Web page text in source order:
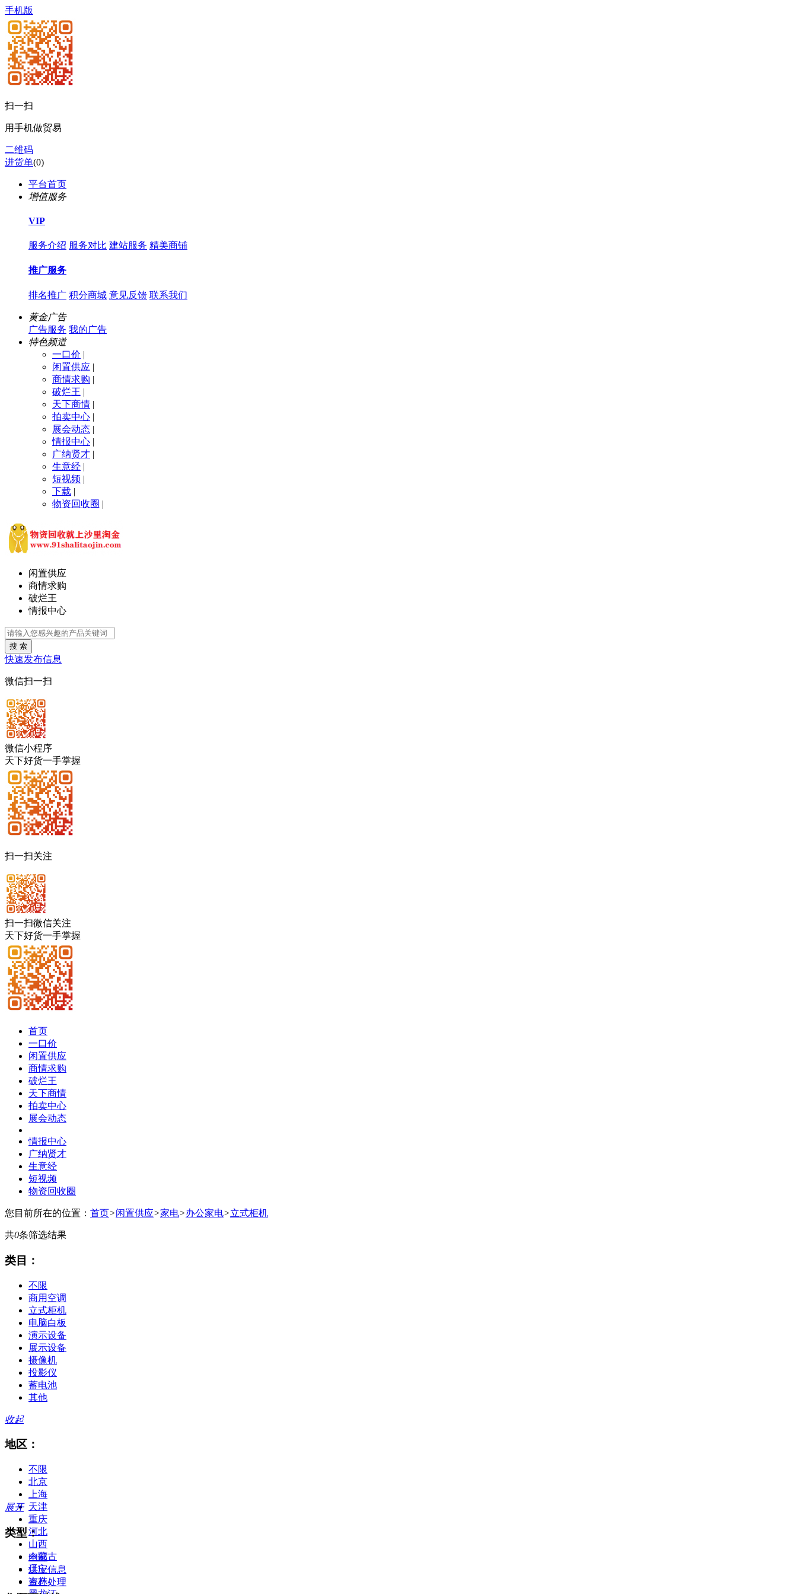
手机版
扫一扫
用手机做贸易
二维码
进货单(0)
平台首页
增值服务
VIP
服务介绍 服务对比 建站服务 精美商铺
推广服务
排名推广 积分商城 意见反馈 联系我们
黄金广告
广告服务 我的广告
特色频道
一口价 |
闲置供应 |
商情求购 |
破烂王 |
天下商情 |
拍卖中心 |
展会动态 |
情报中心 |
广纳贤才 |
生意经 |
短视频 |
下载 |
物资回收圈 |
闲置供应
商情求购
破烂王
情报中心
搜 索
快速发布信息
微信扫一扫
微信小程序
天下好货一手掌握
扫一扫关注
扫一扫微信关注
天下好货一手掌握
首页
一口价
闲置供应
商情求购
破烂王
天下商情
拍卖中心
展会动态
情报中心
广纳贤才
生意经
短视频
物资回收圈
您目前所在的位置： 首页>闲置供应>家电>办公家电>立式柜机
共0条筛选结果
类目：
不限
商用空调
立式柜机
电脑白板
演示设备
展示设备
摄像机
投影仪
蓄电池
其他
收起
地区：
不限
北京
上海
天津
重庆
河北
山西
内蒙古
辽宁
吉林
展开
类型：
全部
供应信息
资产处理